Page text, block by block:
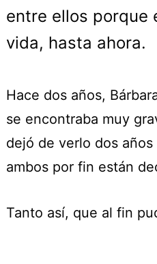
entre ellos porque
vida, hasta ahora.
Hace dos años,
se encontraba muy
dejó de verlo dos
ambos por fin están
Tanto así, que al fin